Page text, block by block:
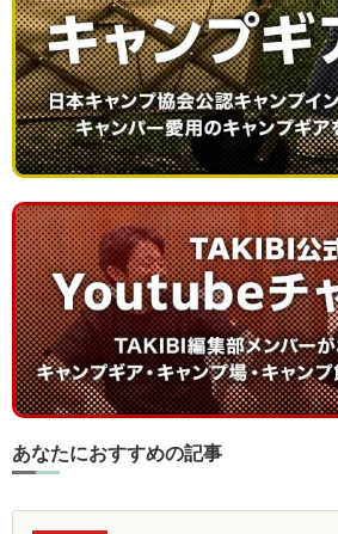
あなたにおすすめの記事